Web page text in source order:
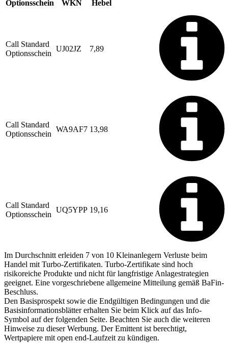
Optionsschein WKN Hebel
Call Standard
Optionsschein
UJ02JZ 7,89
Call Standard
Optionsschein
WA9AF7 13,98
Call Standard
Optionsschein
UQ5YPP 19,16
Im Durchschnitt erleiden 7 von 10 Kleinanlegern Verluste beim
Handel mit Turbo-Zertifikaten. Turbo-Zertifikate sind hoch
risikoreiche Produkte und nicht für langfristige Anlagestrategien
geeignet. Eine vorgeschriebene allgemeine Mitteilung gemäß BaFin-
Beschluss.
Den Basisprospekt sowie die Endgültigen Bedingungen und die
Basisinformationsblätter erhalten Sie beim Klick auf das Info-
Symbol auf der folgenden Seite. Beachten Sie auch die weiteren
Hinweise zu dieser Werbung. Der Emittent ist berechtigt,
Wertpapiere mit open end-Laufzeit zu kündigen.